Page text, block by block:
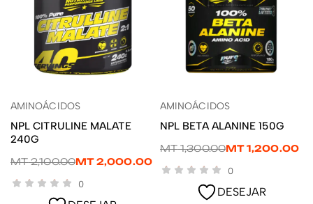
ADICIONAR
AMINOÁCIDOS
NPL CITRULINE MALATE
240G
MT2,100.00MT2,000.00
0
ADICIONAR
AMINOÁCIDOS
NPL BETA ALANINE 150G
MT1,300.00MT1,200.00
0
DESEJAR